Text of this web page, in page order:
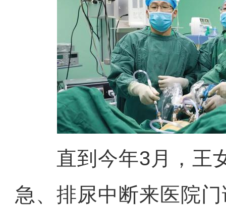
直到今年3月，王
急、排尿中断来医院